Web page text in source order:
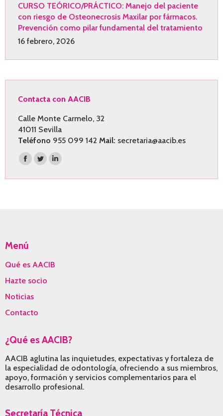
CURSO TEÓRICO/PRÁCTICO: Manejo del paciente
con riesgo de Osteonecrosis Maxilar por fármacos.
Prevención como pilar fundamental del tratamiento
16 febrero, 2026
Contacta con AACIB
Calle Monte Carmelo, 32
41011 Sevilla
Teléfono 955 099 142 Mail: secretaria@aacib.es
Encuéntranos en:
Facebook
page
Twitter
page
Linkedin
page
Menú
Qué es AACIB
Hazte socio
Noticias
Contacto
¿Qué es AACIB?
AACIB aglutina las inquietudes, expectativas y fortaleza de
la especialidad de odontología, ofreciendo a sus miembros,
apoyo, formación y servicios complementarios para el
desarrollo profesional.
Secretaría Técnica